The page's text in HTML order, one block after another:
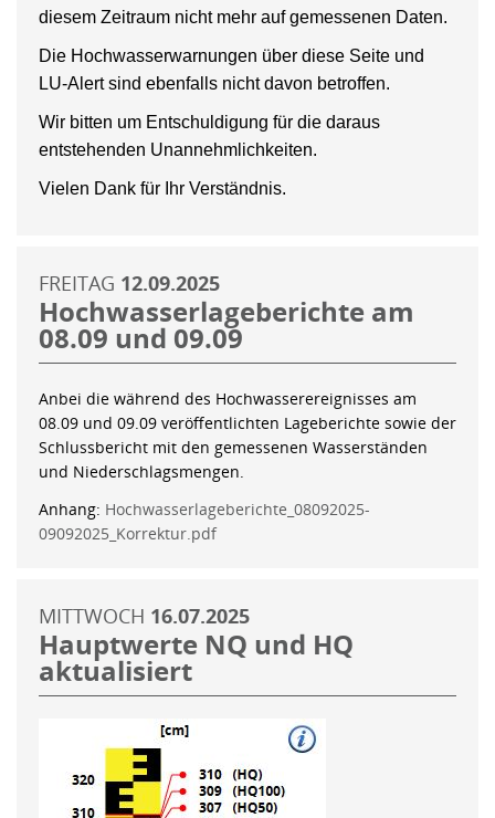
diesem Zeitraum nicht mehr auf gemessenen Daten.
Die Hochwasserwarnungen über diese Seite und
LU-Alert sind ebenfalls nicht davon betroffen.
Wir bitten um Entschuldigung für die daraus
entstehenden Unannehmlichkeiten.
Vielen Dank für Ihr Verständnis.
FREITAG 12.09.2025
Hochwasserlageberichte am
08.09 und 09.09
Anbei die während des Hochwasserereignisses am
08.09 und 09.09 veröffentlichten Lageberichte sowie der
Schlussbericht mit den gemessenen Wasserständen
und Niederschlagsmengen.
Anhang: Hochwasserlageberichte_08092025-
09092025_Korrektur.pdf
MITTWOCH 16.07.2025
Hauptwerte NQ und HQ
aktualisiert